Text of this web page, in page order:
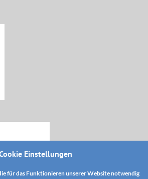
Einstellungen
für das Funktionieren unserer Website notwendig